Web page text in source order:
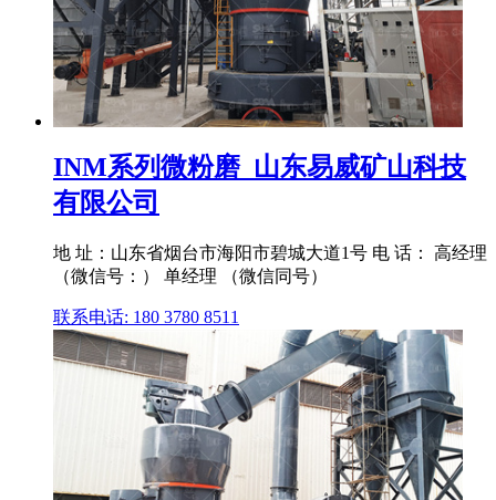
INM系列微粉磨_山东易威矿山科技
有限公司
地 址：山东省烟台市海阳市碧城大道1号 电 话： 高经理
（微信号：） 单经理 （微信同号）
联系电话: 180 3780 8511